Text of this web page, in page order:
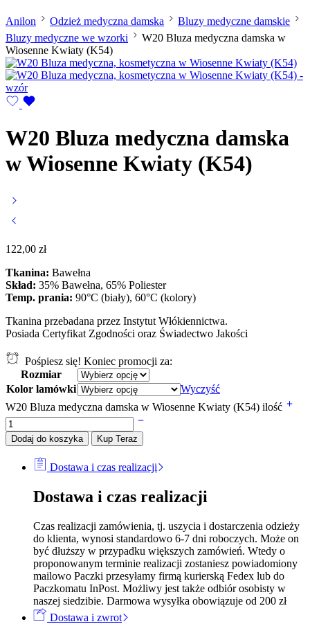
Anilon Odzież medyczna damska
Bluzy medyczne damskie
Bluzy medyczne we wzorki
W20 Bluza medyczna damska w
Wiosenne Kwiaty (K54)
W20 Bluza medyczna damska
w Wiosenne Kwiaty (K54)
122,00 zł
Tkanina: Bawełna
Skład: 35% Bawełna, 65% Poliester
Temp. prania: 90°C (biały), 60°C (kolory)
Tkanina przebadana przez Instytut Włókiennictwa.
Posiada Certyfikat Zgodności oraz Świadectwo Jakości
Pośpiesz się! Koniec promocji za:
Rozmiar
Kolor lamówki
Wyczyść
W20 Bluza medyczna damska w Wiosenne Kwiaty (K54) ilość
Dodaj do koszyka Kup Teraz
Dostawa i czas realizacji
Dostawa i czas realizacji
Czas realizacji zamówienia, tj. uszycia i dostarczenia odzieży
do klienta, wynosi standardowo 6-7 dni roboczych. Może on
być dłuższy w przypadku większych zamówień. Wtedy o
proponowanym terminie realizacji zostaniesz powiadomiony
mailowo Paczki przesyłamy firmą kurierską Fedex lub do
Paczkomatu InPost. Możliwy jest także odbiór osobisty w
naszej siedzibie. Darmowa wysyłka obowiązuje od 200 zł
Dostawa i zwrot